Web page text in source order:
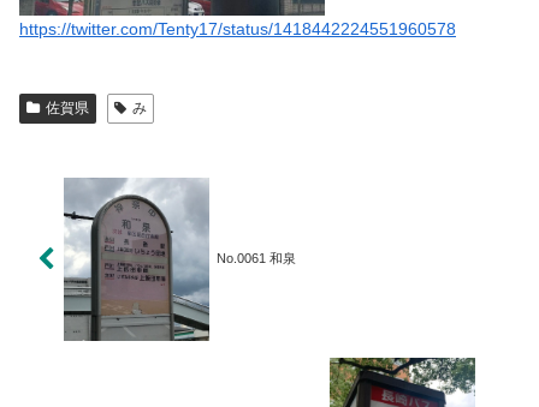
https://twitter.com/Tenty17/status/1418442224551960578
佐賀県 み
No.0061 和泉